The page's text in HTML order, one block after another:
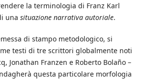
la terminologia di Franz Karl
una situazione narrativa autoriale.
di stampo metodologico, si
testi di tre scrittori globalmente noti
Jonathan Franzen e Roberto Bolaño –
questa particolare morfologia